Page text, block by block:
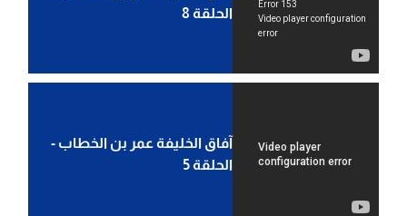
الحلقة 8
آفاق الخليفة عمر بن الخطاب -
الحلقة 5